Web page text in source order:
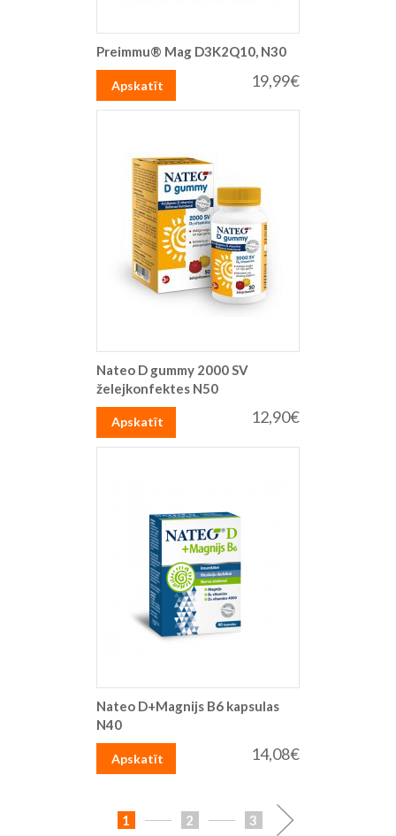
Preimmu® Mag D3K2Q10, N30
19,99€
Apskatīt
Nateo D gummy 2000 SV
želejkonfektes N50
12,90€
Apskatīt
Nateo D+Magnijs B6 kapsulas
N40
14,08€
Apskatīt
Lapa
You're
1 Lapa
2 Lapa
3